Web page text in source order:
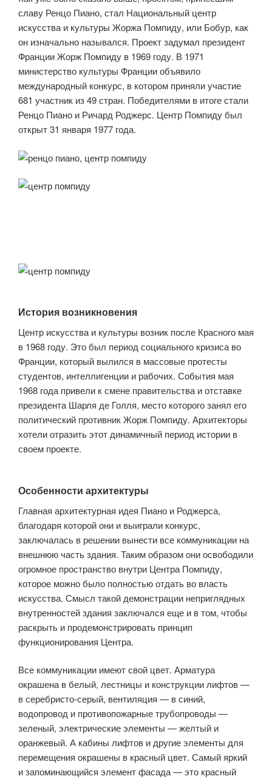
славу Ренцо Пиано, стал Национальный центр
искусства и культуры Жоржа Помпиду, или Бобур, как
он изначально назывался. Проект задумал президент
Франции Жорж Помпиду в 1969 году. В 1971
министерство культуры Франции объявило
международный конкурс, в котором приняли участие
681 участник из 49 стран. Победителями в итоге стали
Ренцо Пиано и Ричард Роджерс. Центр Помпиду был
открыт 31 января 1977 года.
История возникновения
Центр искусства и культуры возник после Красного мая
в 1968 году. Это был период социального кризиса во
Франции, который вылился в массовые протесты
студентов, интеллигенции и рабочих. События мая
1968 года привели к смене правительства и отставке
президента Шарля де Голля, место которого занял его
политический противник Жорж Помпиду. Архитекторы
хотели отразить этот динамичный период истории в
своем проекте.
Особенности архитектуры
Главная архитектурная идея Пиано и Роджерса,
благодаря которой они и выиграли конкурс,
заключалась в решении вынести все коммуникации на
внешнюю часть здания. Таким образом они освободили
огромное пространство внутри Центра Помпиду,
которое можно было полностью отдать во власть
искусства. Смысл такой демонстрации неприглядных
внутренностей здания заключался еще и в том, чтобы
раскрыть и продемонстрировать принцип
функционирования Центра.
Все коммуникации имеют свой цвет. Арматура
окрашена в белый, лестницы и конструкции лифтов —
в серебристо-серый, вентиляция — в синий,
водопровод и противопожарные трубопроводы —
зеленый, электрические элементы — желтый и
оранжевый. А кабины лифтов и другие элементы для
перемещения окрашены в красный цвет. Самый яркий
и запоминающийся элемент фасада — это красный